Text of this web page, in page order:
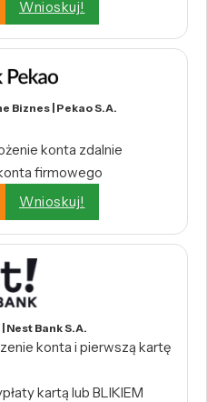
Wnioskuj!
Biznes | Pekao S.A.
konta zdalnie
firmowego
Wnioskuj!
Nest Bank S.A.
konta i pierwszą kartę
kartą lub BLIKIEM